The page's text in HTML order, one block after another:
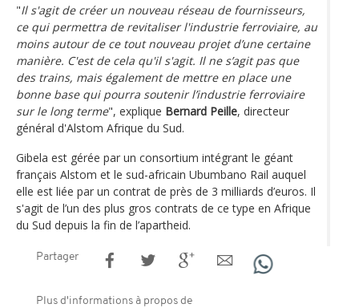
"Il s'agit de créer un nouveau réseau de fournisseurs,
ce qui permettra de revitaliser l'industrie ferroviaire, au
moins autour de ce tout nouveau projet d’une certaine
manière. C'est de cela qu'il s'agit. Il ne s’agit pas que
des trains, mais également de mettre en place une
bonne base qui pourra soutenir l’industrie ferroviaire
sur le long terme", explique Bernard Peille, directeur
général d'Alstom Afrique du Sud.
Gibela est gérée par un consortium intégrant le géant
français Alstom et le sud-africain Ubumbano Rail auquel
elle est liée par un contrat de près de 3 milliards d’euros. Il
s'agit de l’un des plus gros contrats de ce type en Afrique
du Sud depuis la fin de l’apartheid.
Partager
Plus d'informations à propos de